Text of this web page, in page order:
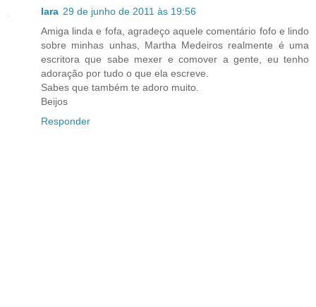
Iara 29 de junho de 2011 às 19:56
Amiga linda e fofa, agradeço aquele comentário fofo e lindo
sobre minhas unhas, Martha Medeiros realmente é uma
escritora que sabe mexer e comover a gente, eu tenho
adoração por tudo o que ela escreve.
Sabes que também te adoro muito.
Beijos
Responder